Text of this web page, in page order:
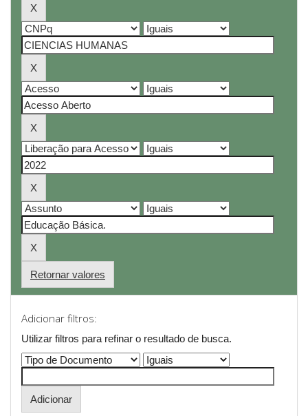
Retornar valores
Adicionar filtros:
Utilizar filtros para refinar o resultado de busca.